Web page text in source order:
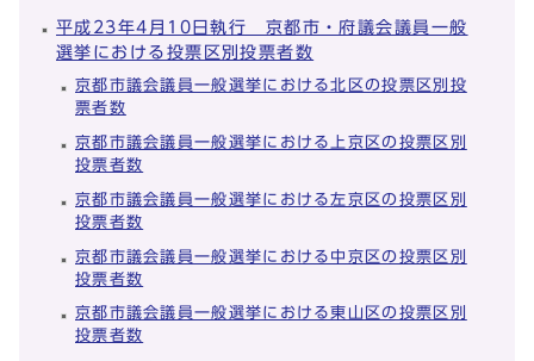
平成23年4月10日執行 京都市・府議会議員一般
選挙における投票区別投票者数
京都市議会議員一般選挙における北区の投票区別投
票者数
京都市議会議員一般選挙における上京区の投票区別
投票者数
京都市議会議員一般選挙における左京区の投票区別
投票者数
京都市議会議員一般選挙における中京区の投票区別
投票者数
京都市議会議員一般選挙における東山区の投票区別
投票者数